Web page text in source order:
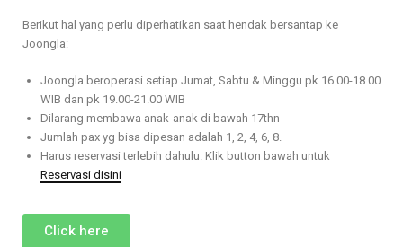
Berikut hal yang perlu diperhatikan saat hendak bersantap ke
Joongla:
Joongla beroperasi setiap Jumat, Sabtu & Minggu pk 16.00-18.00
WIB dan pk 19.00-21.00 WIB
Dilarang membawa anak-anak di bawah 17thn
Jumlah pax yg bisa dipesan adalah 1, 2, 4, 6, 8.
Harus reservasi terlebih dahulu. Klik button bawah untuk
Reservasi disini
Click here